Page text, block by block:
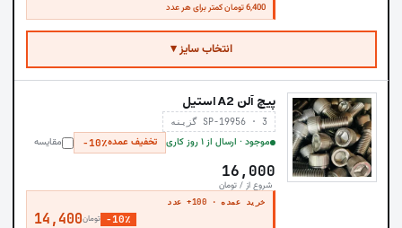
6,400 تومان کمتر برای هر عدد
انتخاب سایز ▾
پیچ آلن A2 استیل
SP-19956 · 3 گزینه
موجود · ارسال از ۱ روز کاری تخفیف عمده−10٪ مقایسه
16,000
شروع از / تومان
خرید عمده · 100+ عدد
14,400تومان −10٪